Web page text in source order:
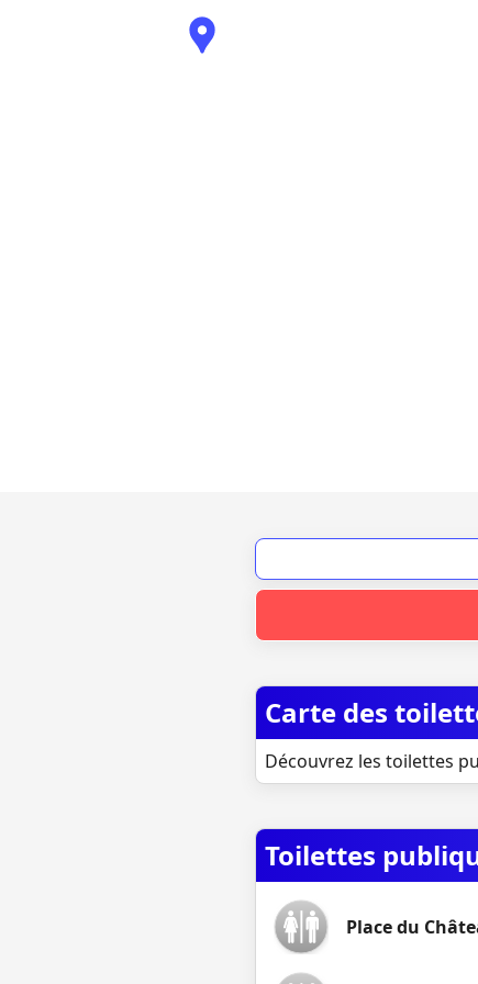
Carte des
Découvrez les toilettes
Toilettes
Place du